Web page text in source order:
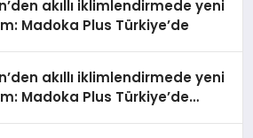
akıllı iklimlendirmede yeni
Madoka Plus Türkiye’de
akıllı iklimlendirmede yeni
Madoka Plus Türkiye’de
kullanıcı dostu tasarımıyla